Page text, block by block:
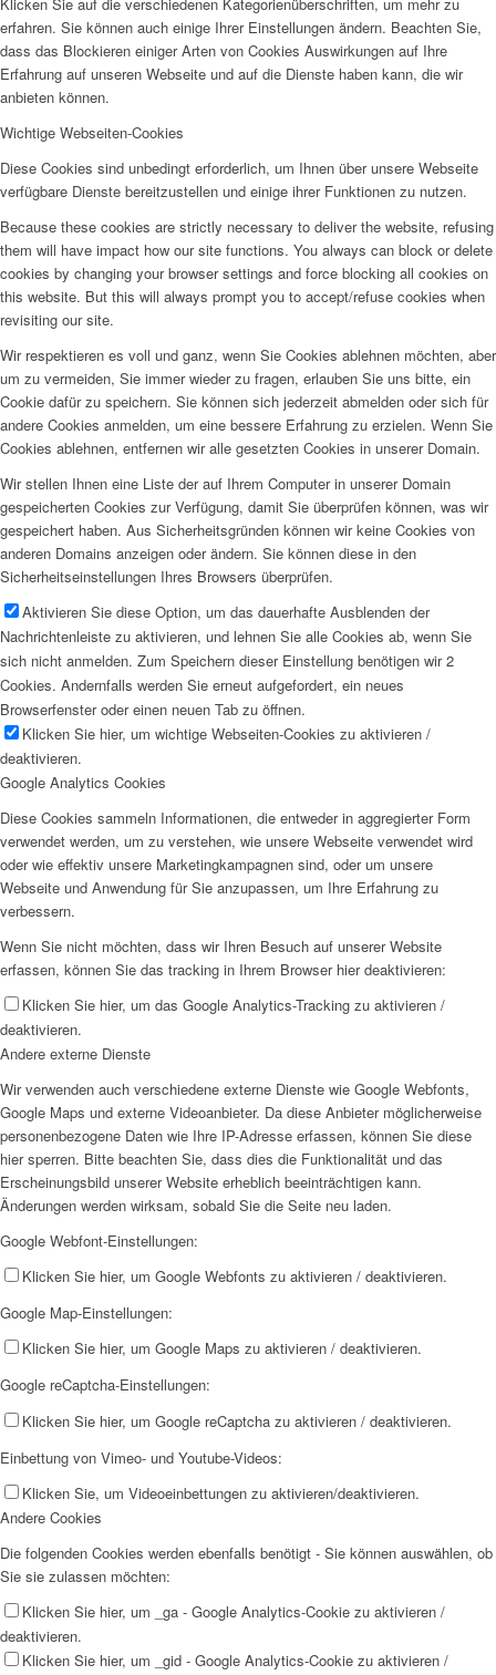
erfahren. Sie können auch einige Ihrer Einstellungen ändern. Beachten Sie,
dass das Blockieren einiger Arten von Cookies Auswirkungen auf Ihre
Erfahrung auf unseren Webseite und auf die Dienste haben kann, die wir
anbieten können.
Wichtige Webseiten-Cookies
Diese Cookies sind unbedingt erforderlich, um Ihnen über unsere Webseite
verfügbare Dienste bereitzustellen und einige ihrer Funktionen zu nutzen.
Because these cookies are strictly necessary to deliver the website, refusing
them will have impact how our site functions. You always can block or delete
cookies by changing your browser settings and force blocking all cookies on
this website. But this will always prompt you to accept/refuse cookies when
revisiting our site.
Wir respektieren es voll und ganz, wenn Sie Cookies ablehnen möchten, aber
um zu vermeiden, Sie immer wieder zu fragen, erlauben Sie uns bitte, ein
Cookie dafür zu speichern. Sie können sich jederzeit abmelden oder sich für
andere Cookies anmelden, um eine bessere Erfahrung zu erzielen. Wenn Sie
Cookies ablehnen, entfernen wir alle gesetzten Cookies in unserer Domain.
Wir stellen Ihnen eine Liste der auf Ihrem Computer in unserer Domain
gespeicherten Cookies zur Verfügung, damit Sie überprüfen können, was wir
gespeichert haben. Aus Sicherheitsgründen können wir keine Cookies von
anderen Domains anzeigen oder ändern. Sie können diese in den
Sicherheitseinstellungen Ihres Browsers überprüfen.
Aktivieren Sie diese Option, um das dauerhafte Ausblenden der
Nachrichtenleiste zu aktivieren, und lehnen Sie alle Cookies ab, wenn Sie
sich nicht anmelden. Zum Speichern dieser Einstellung benötigen wir 2
Cookies. Andernfalls werden Sie erneut aufgefordert, ein neues
Browserfenster oder einen neuen Tab zu öffnen.
Klicken Sie hier, um wichtige Webseiten-Cookies zu aktivieren /
deaktivieren.
Google Analytics Cookies
Diese Cookies sammeln Informationen, die entweder in aggregierter Form
verwendet werden, um zu verstehen, wie unsere Webseite verwendet wird
oder wie effektiv unsere Marketingkampagnen sind, oder um unsere
Webseite und Anwendung für Sie anzupassen, um Ihre Erfahrung zu
verbessern.
Wenn Sie nicht möchten, dass wir Ihren Besuch auf unserer Website
erfassen, können Sie das tracking in Ihrem Browser hier deaktivieren:
Klicken Sie hier, um das Google Analytics-Tracking zu aktivieren /
deaktivieren.
Andere externe Dienste
Wir verwenden auch verschiedene externe Dienste wie Google Webfonts,
Google Maps und externe Videoanbieter. Da diese Anbieter möglicherweise
personenbezogene Daten wie Ihre IP-Adresse erfassen, können Sie diese
hier sperren. Bitte beachten Sie, dass dies die Funktionalität und das
Erscheinungsbild unserer Website erheblich beeinträchtigen kann.
Änderungen werden wirksam, sobald Sie die Seite neu laden.
Google Webfont-Einstellungen:
Klicken Sie hier, um Google Webfonts zu aktivieren / deaktivieren.
Google Map-Einstellungen:
Klicken Sie hier, um Google Maps zu aktivieren / deaktivieren.
Google reCaptcha-Einstellungen:
Klicken Sie hier, um Google reCaptcha zu aktivieren / deaktivieren.
Einbettung von Vimeo- und Youtube-Videos:
Klicken Sie, um Videoeinbettungen zu aktivieren/deaktivieren.
Andere Cookies
Die folgenden Cookies werden ebenfalls benötigt - Sie können auswählen, ob
Sie sie zulassen möchten:
Klicken Sie hier, um _ga - Google Analytics-Cookie zu aktivieren /
deaktivieren.
Klicken Sie hier, um _gid - Google Analytics-Cookie zu aktivieren /